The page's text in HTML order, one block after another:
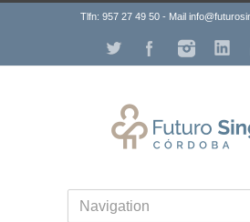
Tlfn: 957 27 49 50 - Mail